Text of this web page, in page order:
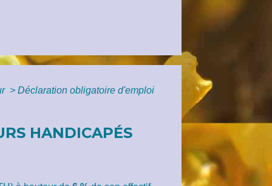
> Déclaration obligatoire d'emploi
HANDICAPÉS